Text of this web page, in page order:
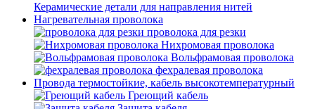
Керамические детали для направления нитей
Нагревательная проволока
проволока для резки
Нихромовая проволока
Вольфрамовая проволока
фехралевая проволока
Провода термостойкие, кабель высокотемпературный
Греющий кабель